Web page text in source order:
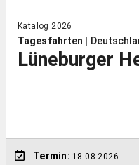
Katalog 2026
Tagesfahrten
Lüneburger
Termin: 18.08.2026